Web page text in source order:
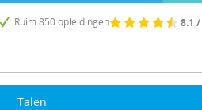
Ruim 850 opleidingen 8.1
Talen